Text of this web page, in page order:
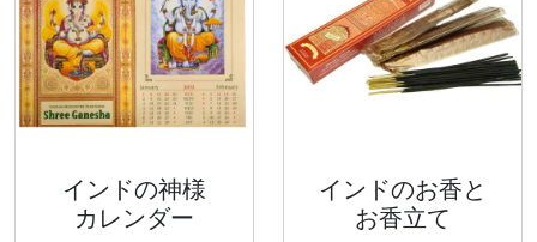
インドの神様
カレンダー
インドのお香と
お香立て